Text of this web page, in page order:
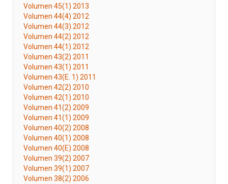
Volumen 45(1) 2013
Volumen 44(4) 2012
Volumen 44(3) 2012
Volumen 44(2) 2012
Volumen 44(1) 2012
Volumen 43(2) 2011
Volumen 43(1) 2011
Volumen 43(E. 1) 2011
Volumen 42(2) 2010
Volumen 42(1) 2010
Volumen 41(2) 2009
Volumen 41(1) 2009
Volumen 40(2) 2008
Volumen 40(1) 2008
Volumen 40(E) 2008
Volumen 39(2) 2007
Volumen 39(1) 2007
Volumen 38(2) 2006